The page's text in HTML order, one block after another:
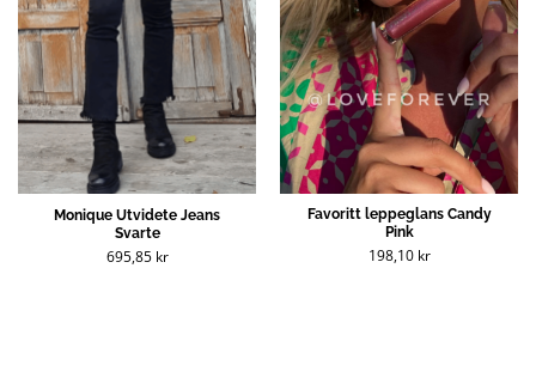
Monique Utvidete Jeans
Svarte
695,85 kr
Favoritt leppeglans Candy
Pink
198,10 kr